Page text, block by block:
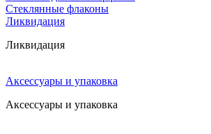
Стеклянные флаконы
Ликвидация
Ликвидация
Аксессуары и упаковка
Аксессуары и упаковка